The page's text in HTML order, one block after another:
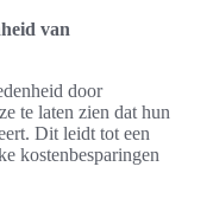
van
door
te laten zien dat hun
Dit leidt tot een
kostenbesparingen